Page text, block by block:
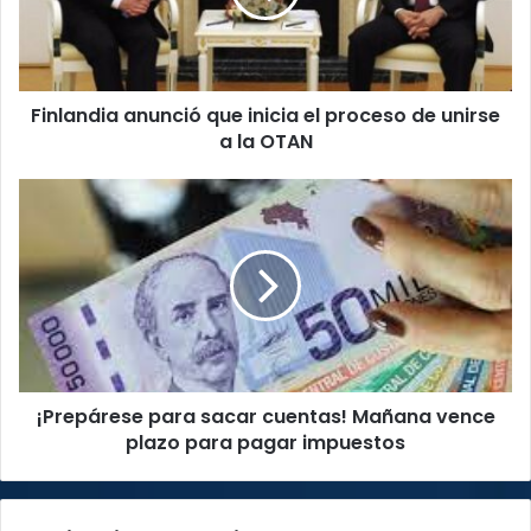
proceso
unirse
a
Finlandia anunció que inicia el proceso de unirse
a la OTAN
¡Prepárese
cuentas!
Mañana
vence
plazo
para
pagar
impuestos
¡Prepárese para sacar cuentas! Mañana vence
plazo para pagar impuestos